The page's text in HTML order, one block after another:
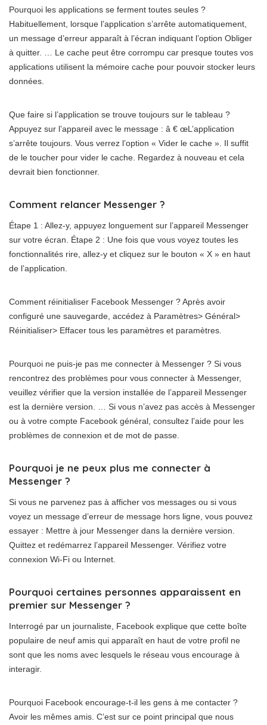
Pourquoi les applications se ferment toutes seules ?
Habituellement, lorsque l’application s’arrête automatiquement,
un message d’erreur apparaît à l’écran indiquant l’option Obliger
à quitter. … Le cache peut être corrompu car presque toutes vos
applications utilisent la mémoire cache pour pouvoir stocker leurs
données.
Que faire si l’application se trouve toujours sur le tableau ?
Appuyez sur l’appareil avec le message : â € œL’application
s’arrête toujours. Vous verrez l’option « Vider le cache ». Il suffit
de le toucher pour vider le cache. Regardez à nouveau et cela
devrait bien fonctionner.
Comment relancer Messenger ?
Étape 1 : Allez-y, appuyez longuement sur l’appareil Messenger
sur votre écran. Étape 2 : Une fois que vous voyez toutes les
fonctionnalités rire, allez-y et cliquez sur le bouton « X » en haut
de l’application.
Comment réinitialiser Facebook Messenger ? Après avoir
configuré une sauvegarde, accédez à Paramètres> Général>
Réinitialiser> Effacer tous les paramètres et paramètres.
Pourquoi ne puis-je pas me connecter à Messenger ? Si vous
rencontrez des problèmes pour vous connecter à Messenger,
veuillez vérifier que la version installée de l’appareil Messenger
est la dernière version. … Si vous n’avez pas accès à Messenger
ou à votre compte Facebook général, consultez l’aide pour les
problèmes de connexion et de mot de passe.
Pourquoi je ne peux plus me connecter à
Messenger ?
Si vous ne parvenez pas à afficher vos messages ou si vous
voyez un message d’erreur de message hors ligne, vous pouvez
essayer : Mettre à jour Messenger dans la dernière version.
Quittez et redémarrez l’appareil Messenger. Vérifiez votre
connexion Wi-Fi ou Internet.
Pourquoi certaines personnes apparaissent en
premier sur Messenger ?
Interrogé par un journaliste, Facebook explique que cette boîte
populaire de neuf amis qui apparaît en haut de votre profil ne
sont que les noms avec lesquels le réseau vous encourage à
interagir.
Pourquoi Facebook encourage-t-il les gens à me contacter ?
Avoir les mêmes amis. C’est sur ce point principal que nous